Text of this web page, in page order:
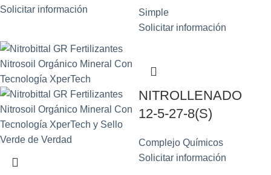
Solicitar información
Simple
Solicitar información
NITROLLENADO
12-5-27-8(S)
Complejo Químicos
Solicitar información